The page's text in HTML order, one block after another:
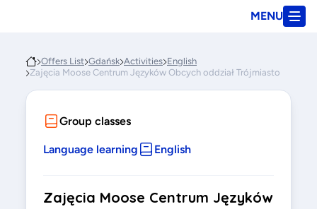
MENU
Offers List Gdańsk Activities English
Zajęcia Moose Centrum Języków Obcych oddział Trójmiasto
Group classes
Language learning English
Zajęcia Moose Centrum Języków